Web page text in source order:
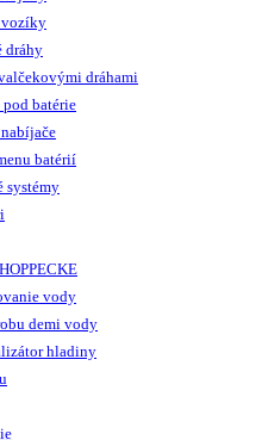
vozíky
dráhy
dráhami
pod batérie
batérií
systémy
vody
demi vody
hladiny